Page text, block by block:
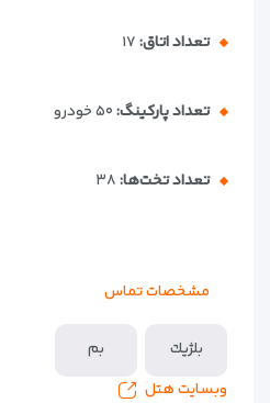
اتاق چهارتخته، یک سوییت
تعداد اتاق:۱۷
تعداد پارکینگ:۵۰ خودرو
تعداد تخت‌ها:۳۸
مشخصات تماس
بلژيك
بم
وبسایت هتل